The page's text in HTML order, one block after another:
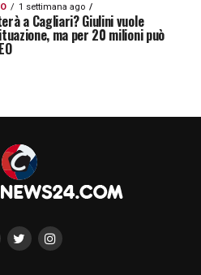
1 settimana ago
a Cagliari? Giulini vuole
ma per 20 milioni può